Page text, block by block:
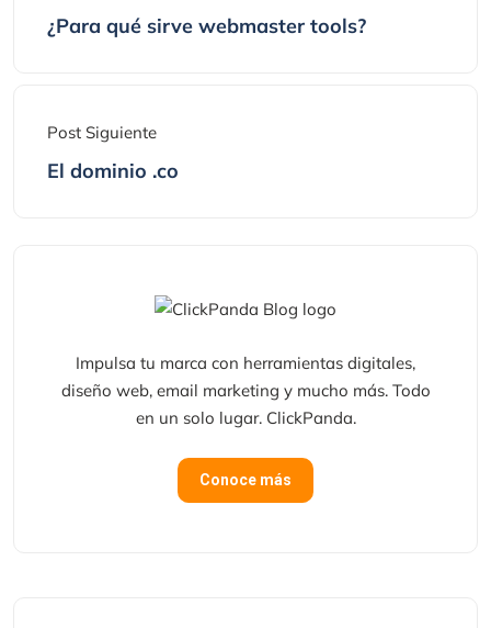
¿Para qué sirve webmaster tools?
Post Siguiente
El dominio .co
Impulsa tu marca con herramientas digitales,
diseño web, email marketing y mucho más. Todo
en un solo lugar. ClickPanda.
Conoce más